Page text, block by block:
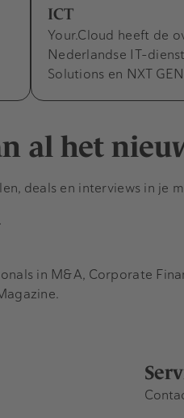
ICT
Your.Cloud heeft de
Nederlandse IT-
Solutions en NXT
al het
deals en interviews in je
in M&A, Corporate